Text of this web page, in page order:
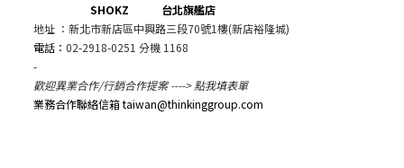
SHOKZ 台北旗艦店
地址 ：新北市新店區中興路三段70號1樓(新店裕隆城)
電話： 02-2918-0251 分機 1168
-
歡迎異業合作/行銷合作提案 ---->點我填表單
業務合作聯絡信箱 taiwan@thinkinggroup.com